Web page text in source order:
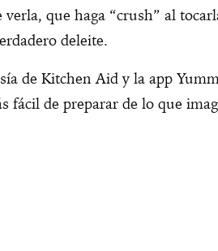
verla, que haga “crush” al
deleite.
de Kitchen Aid y la app
fácil de preparar de lo que